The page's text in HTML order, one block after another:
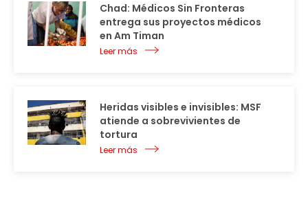
Chad: Médicos Sin Fronteras
entrega sus proyectos médicos
en Am Timan
Leer más
Heridas visibles e invisibles: MSF
atiende a sobrevivientes de
tortura
Leer más